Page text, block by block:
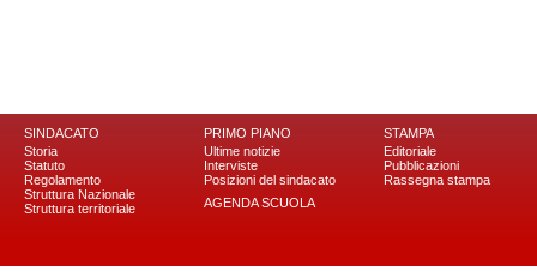
SINDACATO
Storia
Statuto
Regolamento
Struttura Nazionale
Struttura territoriale
PRIMO PIANO
Ultime notizie
Interviste
Posizioni del sindacato
AGENDA SCUOLA
STAMPA
Editoriale
Pubblicazioni
Rassegna stampa